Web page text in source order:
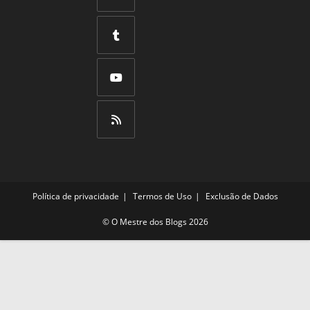
uma
nova
Abre
uma
nova
Abre
em
uma
nova
Abre
uma
nova
aba
Política de privacidade Termos de Uso Exclusão de Dados
©O Mestre dos Blogs2026